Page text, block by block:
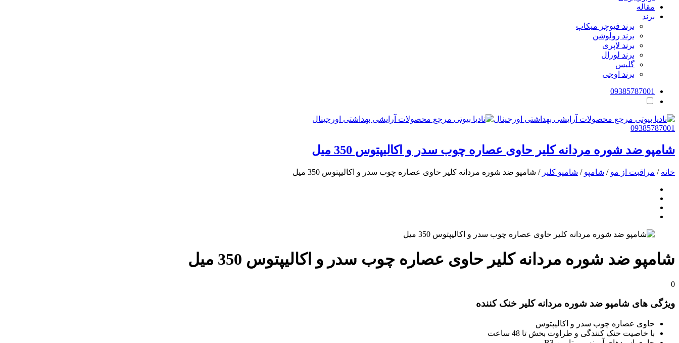
مقاله
برند
برند فیوچر میکاپ
برند رولوشن
برند لاپری
برند لورال
گلیس
برند اوجی
09385787001
09385787001
شامپو ضد شوره مردانه کلیر حاوی عصاره چوب سدر و اکالیپتوس 350 میل
خانه / مراقبت از مو / شامپو / شامپو کلیر / شامپو ضد شوره مردانه کلیر حاوی عصاره چوب سدر و اکالیپتوس 350 میل
شامپو ضد شوره مردانه کلیر حاوی عصاره چوب سدر و اکالیپتوس 350 میل
0
ویژگی های شامپو ضد شوره مردانه کلیر خنک کننده
حاوی عصاره چوب سدر و اکالیپتوس
با خاصیت خنک کنندگی و طراوت بخش تا 48 ساعت